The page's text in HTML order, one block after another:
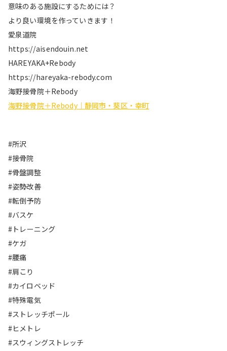
意味のある施設にするためには？
より良い環境を作っていきます！
愛泉道院
https://aisendouin.net
HAREYAKA+Rebody
https://hareyaka-rebody.com
海野接骨院＋Rebody
海野接骨院＋Rebody｜静岡市・葵区・幸町
#所沢
#接骨院
#骨盤調整
#姿勢改善
#転倒予防
#バスケ
#トレーニング
#ケガ
#腰痛
#肩こり
#カイロベッド
#特殊電気
#ストレッチポール
#ヒメトレ
#スウィングストレッチ